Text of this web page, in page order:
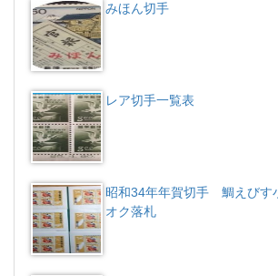
みほん切手
レア切手一覧表
昭和34年年賀切手 鯛えび
オク落札